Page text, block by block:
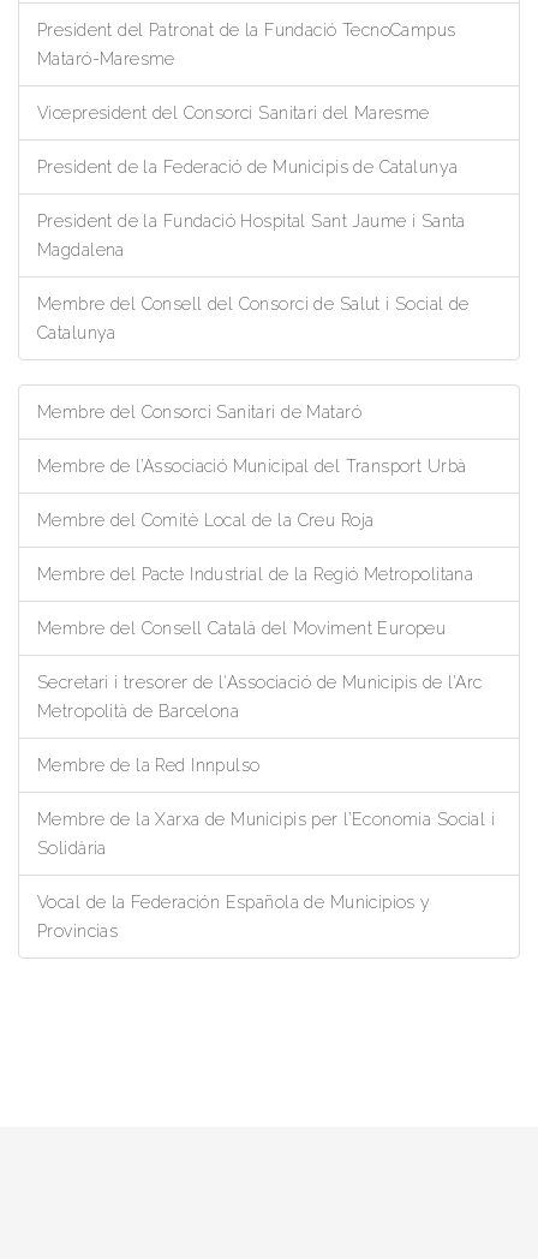
President del Patronat de la Fundació TecnoCampus
Mataró-Maresme
Vicepresident del Consorci Sanitari del Maresme
President de la Federació de Municipis de Catalunya
President de la Fundació Hospital Sant Jaume i Santa
Magdalena
Membre del Consell del Consorci de Salut i Social de
Catalunya
Membre del Consorci Sanitari de Mataró
Membre de l’Associació Municipal del Transport Urbà
Membre del Comitè Local de la Creu Roja
Membre del Pacte Industrial de la Regió Metropolitana
Membre del Consell Català del Moviment Europeu
Secretari i tresorer de l'Associació de Municipis de l’Arc
Metropolità de Barcelona
Membre de la Red Innpulso
Membre de la Xarxa de Municipis per l’Economia Social i
Solidària
Vocal de la Federación Española de Municipios y
Provincias